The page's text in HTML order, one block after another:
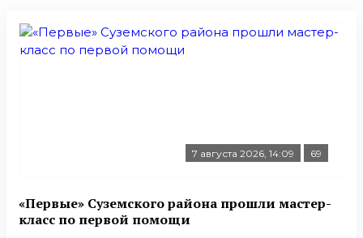
7 августа 2026, 14:09 69
«Первые» Суземского района прошли мастер-
класс по первой помощи